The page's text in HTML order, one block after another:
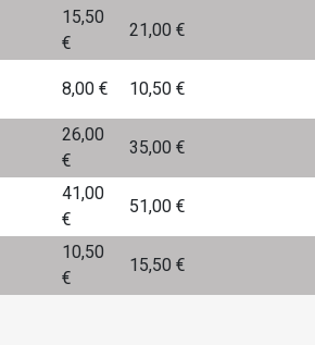
15,50
€
21,00 €
8,00 € 10,50 €
26,00
€
35,00 €
41,00
€
51,00 €
10,50
€
15,50 €